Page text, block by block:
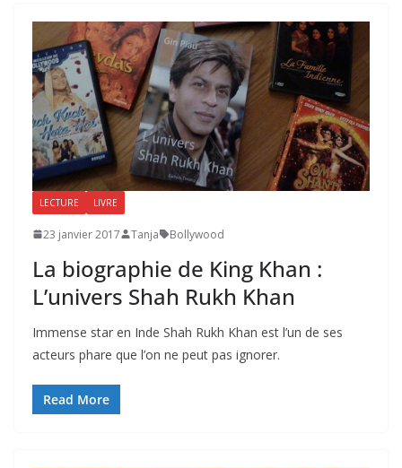
LECTURE LIVRE
23 janvier 2017 Tanja Bollywood
La biographie de King Khan :
L’univers Shah Rukh Khan
Immense star en Inde Shah Rukh Khan est l’un de ses
acteurs phare que l’on ne peut pas ignorer.
Read More